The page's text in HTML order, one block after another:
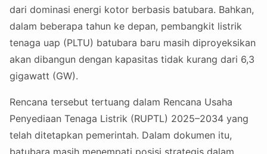
dari dominasi energi kotor berbasis batubara. Bahkan,
dalam beberapa tahun ke depan, pembangkit listrik
tenaga uap (PLTU) batubara baru masih diproyeksikan
akan dibangun dengan kapasitas tidak kurang dari 6,3
gigawatt (GW).
Rencana tersebut tertuang dalam Rencana Usaha
Penyediaan Tenaga Listrik (RUPTL) 2025–2034 yang
telah ditetapkan pemerintah. Dalam dokumen itu,